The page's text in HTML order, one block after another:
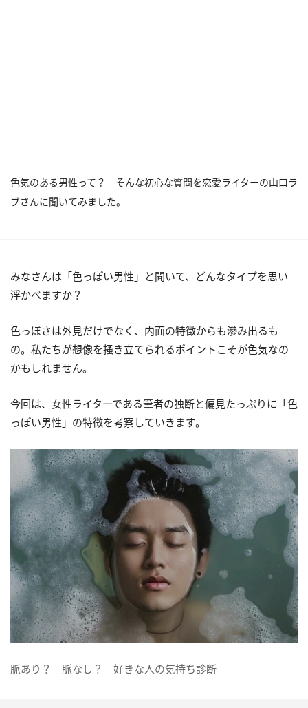
色気のある男性って？ そんな初心な質問を恋愛ライターの山口ラ
ブさんに聞いてみました。
みなさんは「色っぽい男性」と聞いて、どんなタイプを思い
浮かべますか？
色っぽさは外見だけでなく、内面の特徴からも滲み出るも
の。私たちが想像を掻き立てられるポイントこそが色気なの
かもしれません。
今回は、女性ライターである筆者の独断と偏見たっぷりに「色
っぽい男性」の特徴を考察していきます。
脈あり？ 脈なし？ 好きな人の気持ち診断